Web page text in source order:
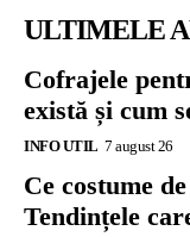
ULTIMELE
Cofrajele
există și cum
INFO UTIL 7 august 26
Ce costume
Tendințele